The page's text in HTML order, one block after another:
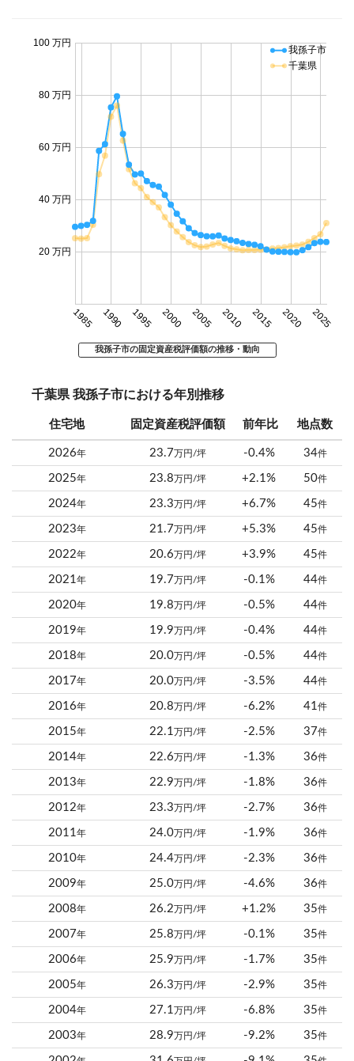
1985 1990 1995 2000 2005 2010 2015 2020 2025
20 万円
40 万円
60 万円
80 万円
100 万円
我孫子市
千葉県
我孫子市の固定資産税評価額の推移・動向
千葉県 我孫子市における年別推移
住宅地 固定資産税評価額 前年比 地点数
2026年 23.7 万円/坪 -0.4% 34件
2025年 23.8 万円/坪 +2.1% 50件
2024年 23.3 万円/坪 +6.7% 45件
2023年 21.7 万円/坪 +5.3% 45件
2022年 20.6 万円/坪 +3.9% 45件
2021年 19.7 万円/坪 -0.1% 44件
2020年 19.8 万円/坪 -0.5% 44件
2019年 19.9 万円/坪 -0.4% 44件
2018年 20.0万円/坪 -0.5% 44件
2017年 20.0万円/坪 -3.5% 44件
2016年 20.8 万円/坪 -6.2% 41件
2015年 22.1 万円/坪 -2.5% 37件
2014年 22.6 万円/坪 -1.3% 36件
2013年 22.9 万円/坪 -1.8% 36件
2012年 23.3 万円/坪 -2.7% 36件
2011年 24.0万円/坪 -1.9% 36件
2010年 24.4万円/坪 -2.3% 36件
2009年 25.0万円/坪 -4.6% 36件
2008年 26.2 万円/坪 +1.2% 35件
2007年 25.8 万円/坪 -0.1% 35件
2006年 25.9 万円/坪 -1.7% 35件
2005年 26.3 万円/坪 -2.9% 35件
2004年 27.1 万円/坪 -6.8% 35件
2003年 28.9 万円/坪 -9.2% 35件